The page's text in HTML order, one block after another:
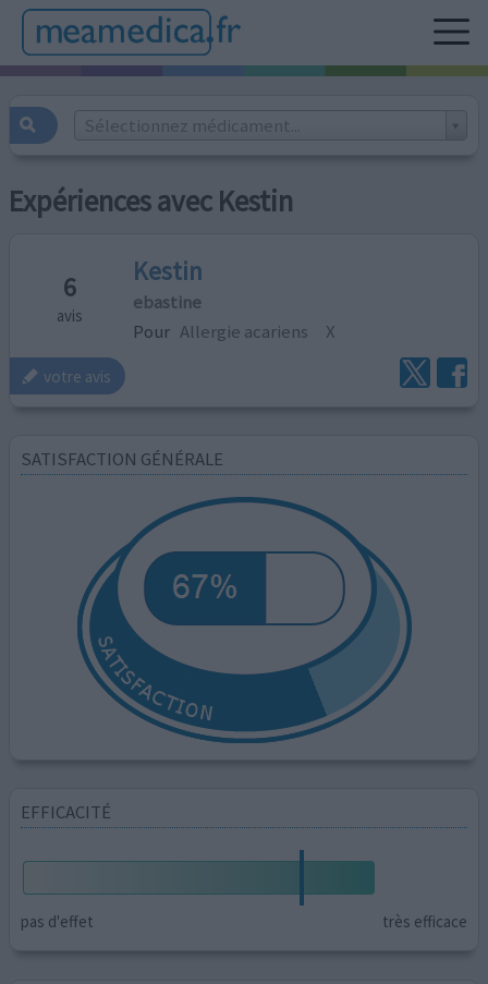
Sélectionnez médicament...
Expériences avec Kestin
6
avis
Kestin
ebastine
Pour Allergie acariens X
votre avis
SATISFACTION GÉNÉRALE
EFFICACITÉ
pas d'effet très efficace